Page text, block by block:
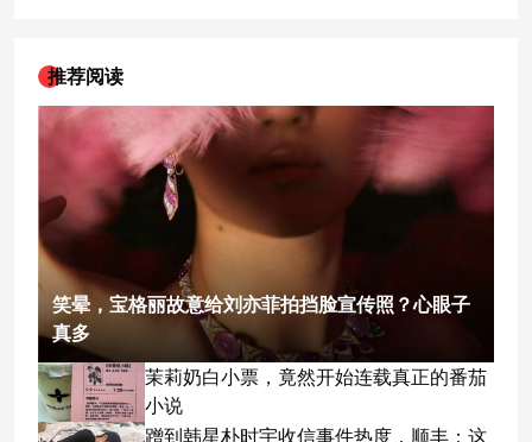
推荐阅读
笑晕，宝格丽故意给刘亦菲拍挡脸宣传照？心眼子
真多
茉莉奶白小票，竟然开始连载真正的番茄
小说
蹭到韩星朴时宇收信事件热度，顺丰：这